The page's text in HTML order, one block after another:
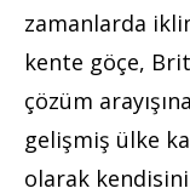
zamanlarda
kente göçe,
çözüm
gelişmiş ülke
olarak